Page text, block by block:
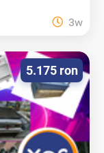
3w
5.175 ron